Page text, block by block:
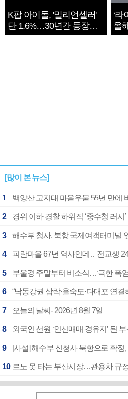
K팝 아이돌, '밀리언셀러'
단 1.6%…30년간 등장
1182개팀 전수조사
‘라
올
확
[많이 본 뉴스]
1 백양산 고지대 마을우물 55년 만에
2 경위 이하 경찰 하위직 ‘중수청 러
3 해수부 청사, 북항 국제여객터미널
4 피란마을 67년 역사인데…전교생
5 부울경 주말부터 비소식…‘극한 폭
6 “낙동강권 삼락·을숙도·다대포 연
7 오늘의 날씨- 2026년 8월 7일
8 외국인 선원 ‘인신매매 경유지’ 된
9 [사설] 해수부 신청사 북항으로 확정
10 르노 못 타는 부산시장…관용차 규